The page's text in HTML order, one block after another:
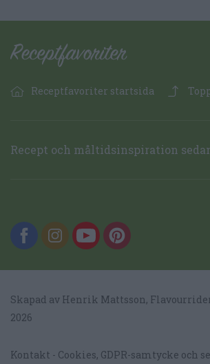
Receptfavoriter startsida
Recept och måltidsinspiration sedan
Skapad av Henrik Mattsson,
2026
Kontakt
Cookies, GDPR-samtycke och